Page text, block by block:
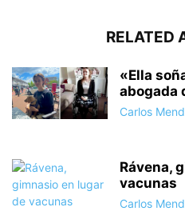
RELATED
«Ella
abogada
Carlos
Rávena,
vacunas
Carlos